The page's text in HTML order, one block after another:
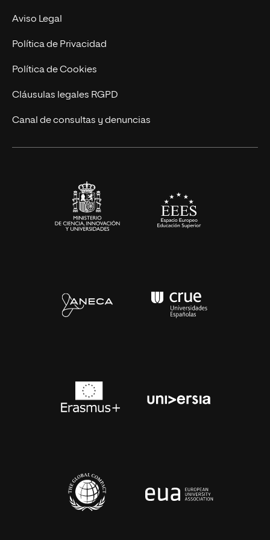
Experto Universitario
Postgrados
Cursos Universitarios
Nuestro Equipo
Trabaja en UNIR
Actualidad
UNIR Revista
Eventos
Aviso Legal
Política de Privacidad
Política de Cookies
Cláusulas legales RGPD
Canal de consultas y denuncias